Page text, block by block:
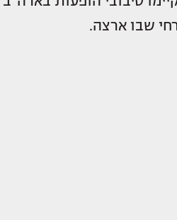
שבו ארצה.